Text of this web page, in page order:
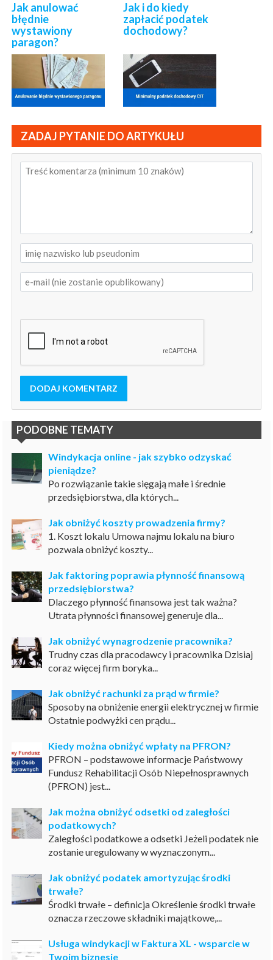
Jak anulować
błędnie
wystawiony
paragon?
Jak i do kiedy
zapłacić podatek
dochodowy?
ZADAJ PYTANIE DO ARTYKUŁU
DODAJ KOMENTARZ
PODOBNE TEMATY
Windykacja online - jak szybko odzyskać
pieniądze?
Po rozwiązanie takie sięgają małe i średnie
przedsiębiorstwa, dla których...
Jak obniżyć koszty prowadzenia firmy?
1. Koszt lokalu Umowa najmu lokalu na biuro
pozwala obniżyć koszty...
Jak faktoring poprawia płynność finansową
przedsiębiorstwa?
Dlaczego płynność finansowa jest tak ważna?
Utrata płynności finansowej generuje dla...
Jak obniżyć wynagrodzenie pracownika?
Trudny czas dla pracodawcy i pracownika Dzisiaj
coraz więcej firm boryka...
Jak obniżyć rachunki za prąd w firmie?
Sposoby na obniżenie energii elektrycznej w firmie
Ostatnie podwyżki cen prądu...
Kiedy można obniżyć wpłaty na PFRON?
PFRON – podstawowe informacje Państwowy
Fundusz Rehabilitacji Osób Niepełnosprawnych
(PFRON) jest...
Jak można obniżyć odsetki od zaległości
podatkowych?
Zaległości podatkowe a odsetki Jeżeli podatek nie
zostanie uregulowany w wyznaczonym...
Jak obniżyć podatek amortyzując środki
trwałe?
Środki trwałe – definicja Określenie środki trwałe
oznacza rzeczowe składniki majątkowe,...
Usługa windykacji w Faktura XL - wsparcie w
Twoim biznesie